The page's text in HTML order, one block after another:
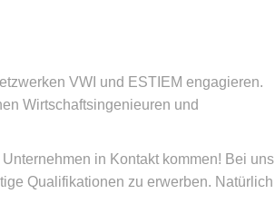
VWI und ESTIEM engagieren.
Wirtschaftsingenieuren und
in Kontakt kommen! Bei uns
Qualifikationen zu erwerben. Natürlich